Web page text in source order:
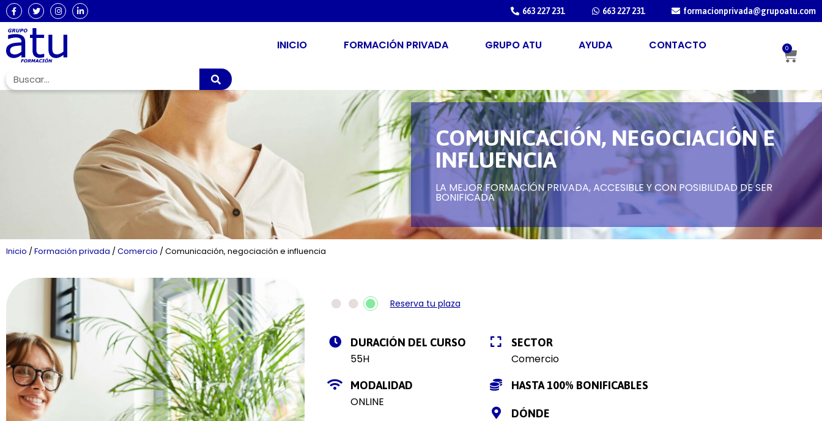
663 227 231 663 227 231 formacionprivada@grupoatu.com
INICIO FORMACIÓN PRIVADA GRUPO ATU AYUDA CONTACTO 0
COMUNICACIÓN, NEGOCIACIÓN E
INFLUENCIA
LA MEJOR FORMACIÓN PRIVADA, ACCESIBLE Y CON POSIBILIDAD DE SER
BONIFICADA
Inicio /Formación privada /Comercio /Comunicación, negociación e influencia
Reserva tu plaza
DURACIÓN DEL CURSO
55H
MODALIDAD
ONLINE
SECTOR
Comercio
HASTA 100% BONIFICABLES
DÓNDE